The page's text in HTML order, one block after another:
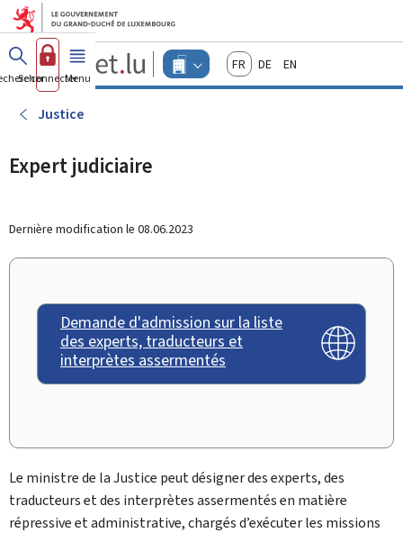
Aller au menu principal
Aller au contenu
Guichet.lu
Changer
d'espace
FrançaisDeutschEnglish
Se connecterMenu principal
Justice
Expert judiciaire
Dernière modification le 08.06.2023
Demande d'admission sur la liste
des experts, traducteurs et
interprètes assermentés
Le ministre de la Justice peut désigner des experts, des
traducteurs et des interprètes assermentés en matière
répressive et administrative, chargés d’exécuter les missions